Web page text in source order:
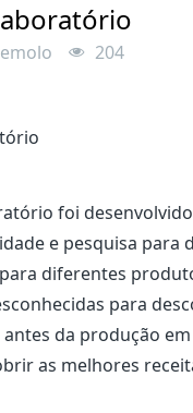
204
foi
e pesquisa para
diferentes
para
da produção
as melhores